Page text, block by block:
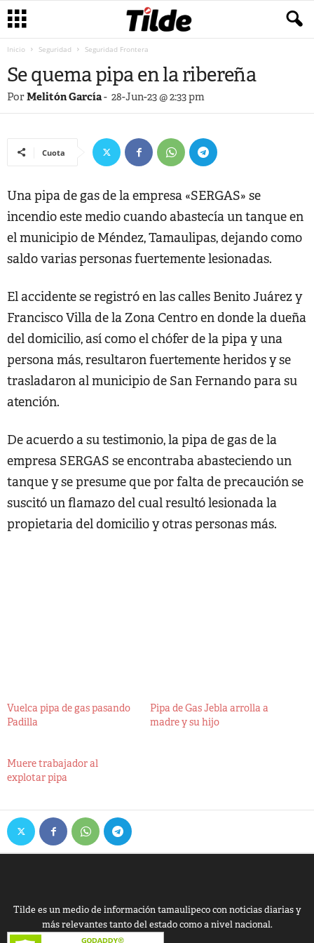
Inicio Seguridad Seguridad Frontera
Se quema pipa en la ribereña
PorMelitón García- 28-Jun-23 @ 2:33 pm
Cuota
Una pipa de gas de la empresa «SERGAS» se
incendio este medio cuando abastecía un tanque en
el municipio de Méndez, Tamaulipas, dejando como
saldo varias personas fuertemente lesionadas.
El accidente se registró en las calles Benito Juárez y
Francisco Villa de la Zona Centro en donde la dueña
del domicilio, así como el chófer de la pipa y una
persona más, resultaron fuertemente heridos y se
trasladaron al municipio de San Fernando para su
atención.
De acuerdo a su testimonio, la pipa de gas de la
empresa SERGAS se encontraba abasteciendo un
tanque y se presume que por falta de precaución se
suscitó un flamazo del cual resultó lesionada la
propietaria del domicilio y otras personas más.
Vuelca pipa de gas pasando
Padilla
Pipa de Gas Jebla arrolla a
madre y su hijo
Muere trabajador al
explotar pipa
Tilde es un medio de información tamaulipeco con noticias diarias y
más relevantes tanto del estado como a nivel nacional.